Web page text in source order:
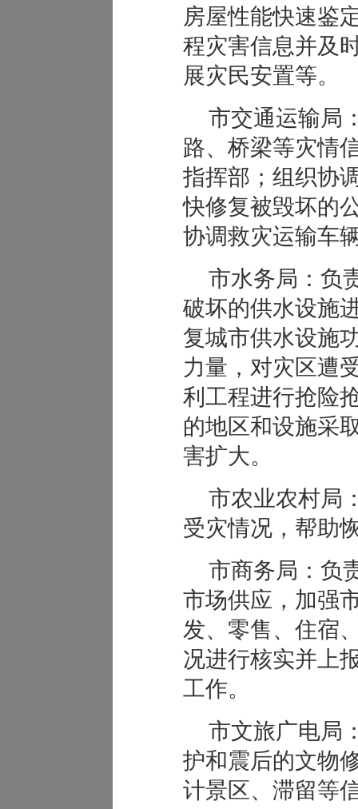
房屋性能快速鉴
程灾害信息并及
展灾民安置等。
市交通运输局
路、桥梁等灾情
指挥部；组织协
快修复被毁坏的
协调救灾运输车
市水务局：负
破坏的供水设施
复城市供水设施
力量，对灾区遭
利工程进行抢险
的地区和设施采
害扩大。
市农业农村局
受灾情况，帮助
市商务局：负
市场供应，加强
发、零售、住宿
况进行核实并上
工作。
市文旅广电局
护和震后的文物
计景区、滞留等